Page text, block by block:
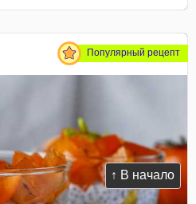
↑ В начало
Популярный рецепт